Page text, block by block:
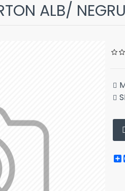
ALB/